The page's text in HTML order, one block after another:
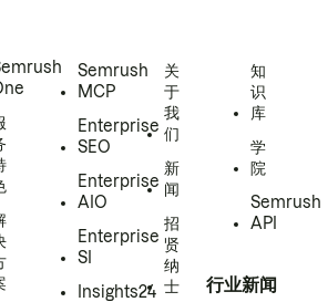
Semrush
MCP
Enterprise
SEO
Enterprise
AIO
Enterprise
SI
Insights24
关
于
我
们
新
闻
招
贤
纳
士
知
识
库
学
院
Semrush
API
行业新闻